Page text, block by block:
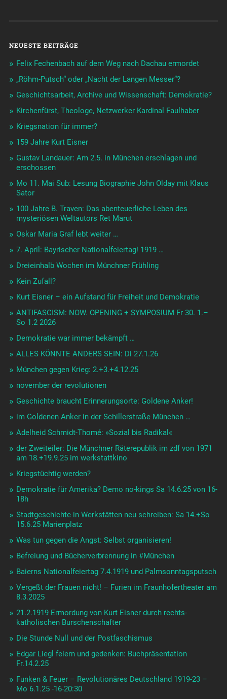
NEUESTE BEITRÄGE
Felix Fechenbach auf dem Weg nach Dachau ermordet
„Röhm-Putsch“ oder „Nacht der Langen Messer“?
Geschichtsarbeit, Archive und Wissenschaft: Demokratie?
Kirchenfürst, Theologe, Netzwerker Kardinal Faulhaber
Kriegsnation für immer?
159 Jahre Kurt Eisner
Gustav Landauer: Am 2.5. in München erschlagen und
erschossen
Mo 11. Mai Sub: Lesung Biographie John Olday mit Klaus
Sator
100 Jahre B. Traven: Das abenteuerliche Leben des
mysteriösen Weltautors Ret Marut
Oskar Maria Graf lebt weiter …
7. April: Bayrischer Nationalfeiertag! 1919 …
Dreieinhalb Wochen im Münchner Frühling
Kein Zufall?
Kurt Eisner – ein Aufstand für Freiheit und Demokratie
ANTIFASCISM: NOW. OPENING + SYMPOSIUM Fr 30. 1.–
So 1.2 2026
Demokratie war immer bekämpft …
ALLES KÖNNTE ANDERS SEIN: Di 27.1.26
München gegen Krieg: 2.+3.+4.12.25
november der revolutionen
Geschichte braucht Erinnerungsorte: Goldene Anker!
im Goldenen Anker in der Schillerstraße München …
Adelheid Schmidt-Thomé: »Sozial bis Radikal«
der Zweiteiler: Die Münchner Räterepublik im zdf von 1971
am 18.+19.9.25 im werkstattkino
Kriegstüchtig werden?
Demokratie für Amerika? Demo no-kings Sa 14.6.25 von 16-
18h
Stadtgeschichte in Werkstätten neu schreiben: Sa 14.+So
15.6.25 Marienplatz
Was tun gegen die Angst: Selbst organisieren!
Befreiung und Bücherverbrennung in #München
Baierns Nationalfeiertag 7.4.1919 und Palmsonntagsputsch
Vergeßt der Frauen nicht! – Furien im Fraunhofertheater am
8.3.2025
21.2.1919 Ermordung von Kurt Eisner durch rechts-
katholischen Burschenschafter
Die Stunde Null und der Postfaschismus
Edgar Liegl feiern und gedenken: Buchpräsentation
Fr.14.2.25
Funken & Feuer – Revolutionäres Deutschland 1919-23 –
Mo 6.1.25 -16-20:30